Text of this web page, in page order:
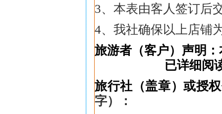
3、本表由客人签订后
4、我社确保以上店铺
旅游者（客户）声明
已详细阅
旅行社（盖章）或授
字）：